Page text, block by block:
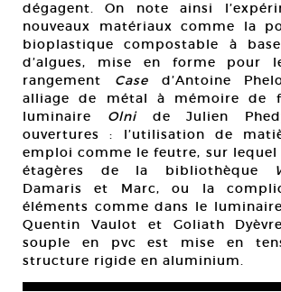
dégagent. On note ainsi
nouveaux matériaux comme la
bioplastique compostable à
d’algues, mise en forme pour
rangement Case d’Antoine
alliage de métal à mémoire de
luminaire Olnide Julien
ouvertures : l’utilisation de
emploi comme le feutre, sur lequel
étagères de la bibliothèque
Damaris et Marc, ou la
éléments comme dans le luminaire
Quentin Vaulot et Goliath
souple en pvc est mise en
structure rigide en aluminium.